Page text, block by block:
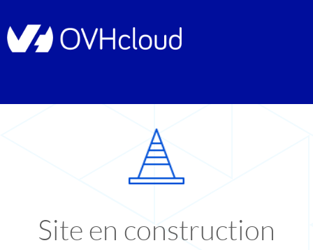
Site en construction